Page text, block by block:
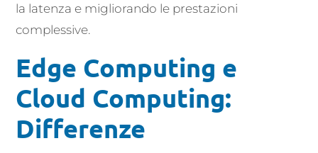
la latenza e migliorando le prestazioni
complessive.
Edge Computing e
Cloud Computing:
Differenze